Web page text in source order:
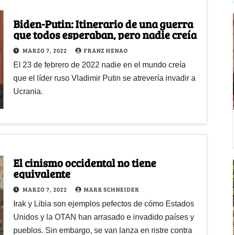
Biden-Putin: Itinerario de una guerra
que todos esperaban, pero nadie creía
MARZO 7, 2022 FRANZ HENAO
El 23 de febrero de 2022 nadie en el mundo creía
que el líder ruso Vladimir Putin se atrevería invadir a
Ucrania.
El cinismo occidental no tiene
equivalente
MARZO 7, 2022 MARK SCHNEIDER
Irak y Libia son ejemplos pefectos de cómo Estados
Unidos y la OTAN han arrasado e invadido países y
pueblos. Sin embargo, se van lanza en ristre contra